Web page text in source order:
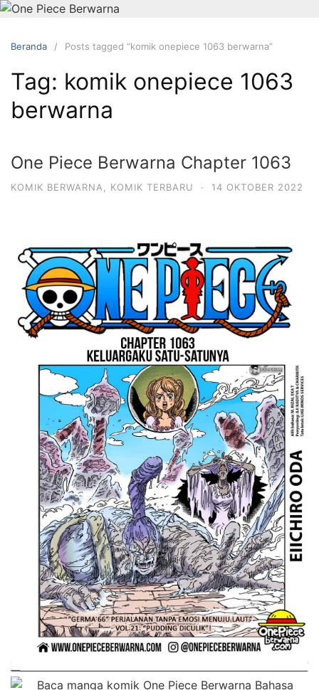
Langsung
konten
Beranda Posts tagged “komik onepiece 1063 berwarna”
Tag: komik onepiece 1063
berwarna
One Piece Berwarna Chapter 1063
KOMIK BERWARNA KOMIK TERBARU · 14 OKTOBER 2022